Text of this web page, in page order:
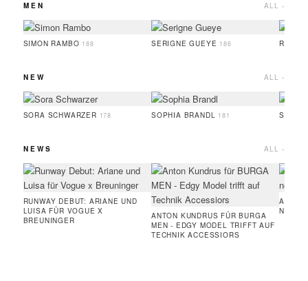
MEN ALL ›
SIMON RAMBO 188 SERIGNE GUEYE 186
NEW ALL ›
SORA SCHWARZER 178 SOPHIA BRANDL 181
NEWS ALL ›
RUNWAY DEBUT: ARIANE UND
LUISA FÜR VOGUE X
BREUNINGER
ANTON KUNDRUS FÜR BURGA
MEN - EDGY MODEL TRIFFT AUF
TECHNIK ACCESSIORS
AMIE
NEUE